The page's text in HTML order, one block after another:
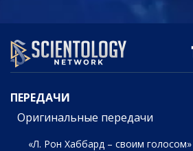
СМОТРЕТЬ СМОТРЕТЬ
ПЕРЕДАЧИ
Оригинальные передачи
«Л. Рон Хаббард – своим голосом»